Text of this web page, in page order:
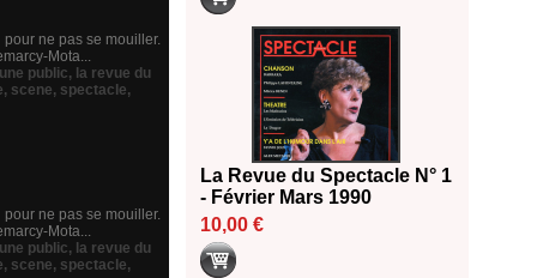
ne pas se mouiller.
Mota...
public, la revue du
, scene, spectacle,
ne pas se mouiller.
Mota...
public, la revue du
, scene, spectacle,
La Revue du Spectacle N° 1
- Février Mars 1990
10,00 €